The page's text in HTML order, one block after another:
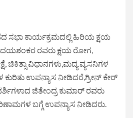
ಸಭಾ ಕಾರ್ಯಕ್ರಮದಲ್ಲಿ ಹಿರಿಯ ಕ್ಷಯ
ರವರು ಕ್ಷಯ ರೋಗ,
ಚಿಕಿತ್ಸಾ ವಿಧಾನಗಳು,ಮದ್ಯ ವ್ಯಸನಿಗಳ
ಉಪನ್ಯಾಸ ನೀಡಿದರೆ,ಗ್ರೀನ್ ಕೇರ್
ಜಿತೇಂದ್ರ ಕುಮಾರ್ ರವರು
ಬಗ್ಗೆ ಉಪನ್ಯಾಸ ನೀಡಿದರು.